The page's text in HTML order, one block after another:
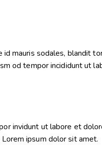
mauris sodales,
od tempor incididunt ut
invidunt ut labore et
ipsum dolor sit amet.